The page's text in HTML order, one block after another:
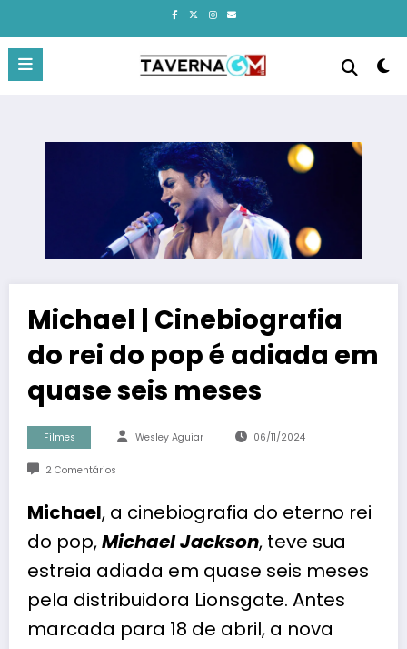
o
conteúdo
Michael | Cinebiografia
do rei do pop é adiada em
quase seis meses
Filmes Wesley Aguiar 06/11/2024
2 Comentários
Michael, a cinebiografia do eterno rei
do pop,Michael Jackson, teve sua
estreia adiada em quase seis meses
pela distribuidora Lionsgate. Antes
marcada para 18 de abril, a nova